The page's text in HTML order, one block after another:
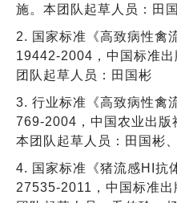
施。本团队起草人员：田
2. 国家标准《高致病性
19442-2004，中国标准
团队起草人员：田国彬
3. 行业标准《高致病性禽
769-2004，中国农业出版
本团队起草人员：田国彬
4. 国家标准《猪流感HI抗
27535-2011，中国标准